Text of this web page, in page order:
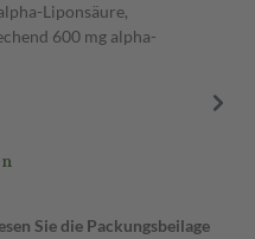
Liponsäure,
600 mg alpha-
Sie die Packungsbeilage